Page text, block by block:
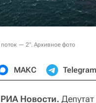
поток — 2". Архивное фото
МАКС Telegram
Новости.